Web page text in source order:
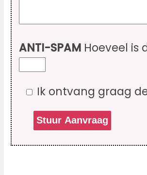
ANTI-SPAM Hoeveel is
Ik ontvang graag